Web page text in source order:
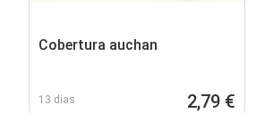
Cobertura auchan
13 dias 2,79 €